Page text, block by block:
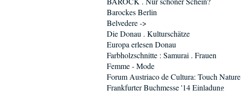
Barockes Berlin
Belvedere ->
Die Donau . Kulturschätze
Europa erlesen Donau
Farbholzschnitte : Samurai . Frauen
Femme - Mode
Forum Austriaco de Cultura: Touch Nature
Frankfurter Buchmesse '14 Einladung